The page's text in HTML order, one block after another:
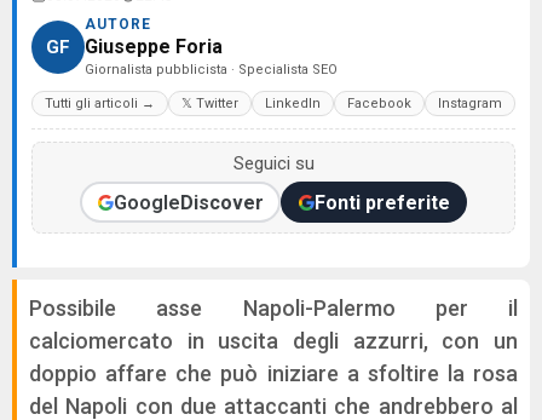
GF
AUTORE
Giuseppe Foria
Giornalista pubblicista · Specialista SEO
Tutti gli articoli → 𝕏 Twitter LinkedIn Facebook Instagram
Seguici su
GoogleDiscover Fonti preferite
Possibile asse Napoli-Palermo per il
calciomercato in uscita degli azzurri, con un
doppio affare che può iniziare a sfoltire la rosa
del Napoli con due attaccanti che andrebbero al